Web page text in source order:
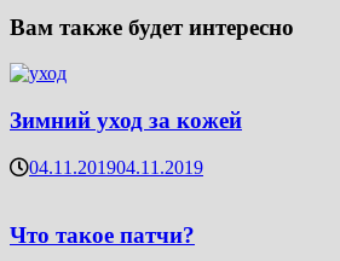
Вам также будет интересно
Зимний уход за кожей
04.11.201904.11.2019
Что такое патчи?